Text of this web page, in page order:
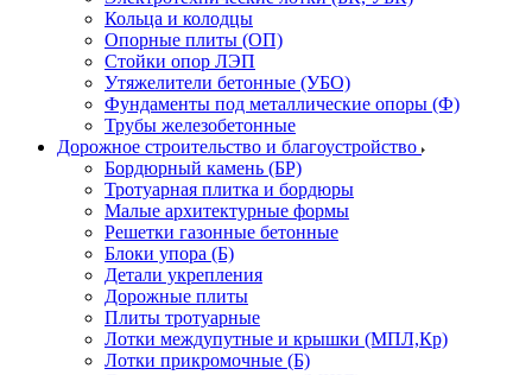
Кольца и колодцы
Опорные плиты (ОП)
Стойки опор ЛЭП
Утяжелители бетонные (УБО)
Фундаменты под металлические опоры (Ф)
Трубы железобетонные
Дорожное строительство и благоустройство
Бордюрный камень (БР)
Тротуарная плитка и бордюры
Малые архитектурные формы
Решетки газонные бетонные
Блоки упора (Б)
Детали укрепления
Дорожные плиты
Плиты тротуарные
Лотки междупутные и крышки (МПЛ,Кр)
Лотки прикромочные (Б)